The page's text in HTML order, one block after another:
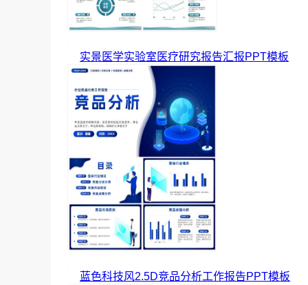
实景医学实验室医疗研究报告汇报PPT模板
蓝色科技风2.5D竞品分析工作报告PPT模板